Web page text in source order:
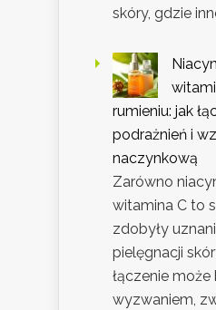
skóry, gdzie
rumieniu: jak
podrażnień i
naczynkową
Zarówno
witamina C to
zdobyły
pielęgnacji
łączenie może
wyzwaniem,